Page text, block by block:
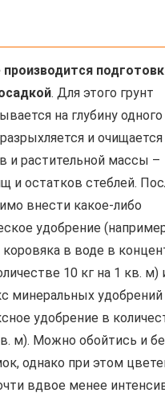
производится
. Для этого грунт
на глубину
и очищается
и растительной массы –
и остатков стеблей.
внести какое-либо
удобрение
в воде в
10 кг на 1 кв. м)
минеральных
удобрение в
м). Можно обойтись и
однако при этом
вдвое менее